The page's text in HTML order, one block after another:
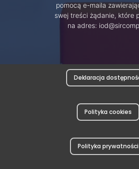
pomocą e-maila
swej treści żądanie, które
na adres:
Deklaracja
Polityka cookies
Polityka prywatności